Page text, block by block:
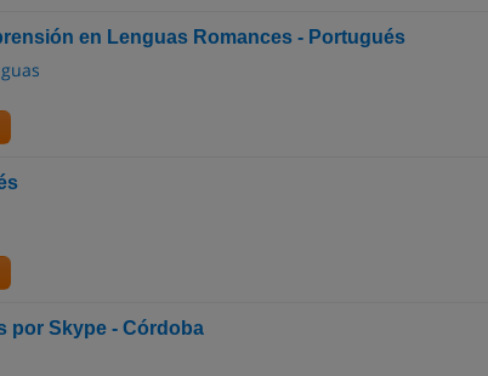
en Lenguas Romances - Portugués
por Skype - Córdoba